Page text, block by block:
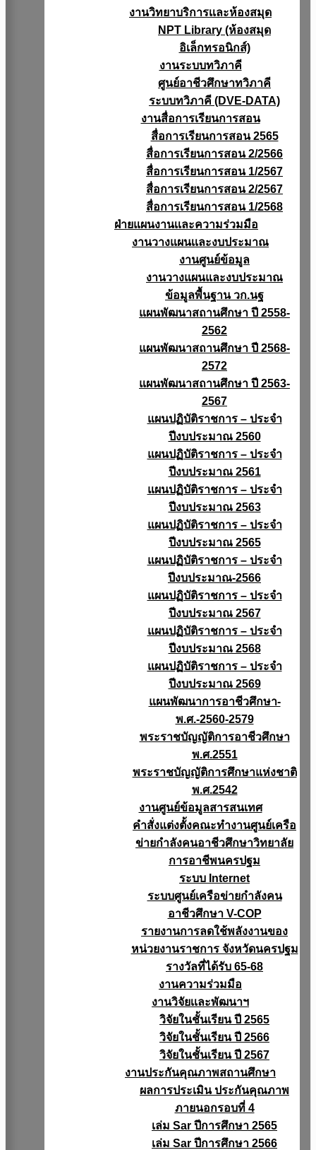
งานวิทยาบริการเเละห้องสมุด
NPT Library (ห้องสมุด
อิเล็กทรอนิกส์)
งานระบบทวิภาคี
ศูนย์อาชีวศึกษาทวิภาคี
ระบบทวิภาคี (DVE-DATA)
งานสื่อการเรียนการสอน
สื่อการเรียนการสอน 2565
สื่อการเรียนการสอน 2/2566
สื่อการเรียนการสอน 1/2567
สื่อการเรียนการสอน 2/2567
สื่อการเรียนการสอน 1/2568
ฝ่ายแผนงานเเละความร่วมมือ
งานวางแผนเเละงบประมาณ
งานศูนย์ข้อมูล
งานวางแผนและงบประมาณ
ข้อมูลพื้นฐาน วก.นฐ
แผนพัฒนาสถานศึกษา ปี 2558-
2562
แผนพัฒนาสถานศึกษา ปี 2568-
2572
แผนพัฒนาสถานศึกษา ปี 2563-
2567
แผนปฏิบัติราชการ – ประจำ
ปีงบประมาณ 2560
แผนปฏิบัติราชการ – ประจำ
ปีงบประมาณ 2561
แผนปฏิบัติราชการ – ประจำ
ปีงบประมาณ 2563
แผนปฏิบัติราชการ – ประจำ
ปีงบประมาณ 2565
แผนปฏิบัติราชการ – ประจำ
ปีงบประมาณ-2566
แผนปฏิบัติราชการ – ประจำ
ปีงบประมาณ 2567
แผนปฏิบัติราชการ – ประจำ
ปีงบประมาณ 2568
แผนปฏิบัติราชการ – ประจำ
ปีงบประมาณ 2569
แผนพัฒนาการอาชีวศึกษา-
พ.ศ.-2560-2579
พระราชบัญญัติการอาชีวศึกษา
พ.ศ.2551
พระราชบัญญัติการศึกษาแห่งชาติ
พ.ศ.2542
งานศูนย์ข้อมูลสารสนเทศ
คำสั่งแต่งตั้งคณะทำงานศูนย์เครือ
ข่ายกำลังคนอาชีวศึกษาวิทยาลัย
การอาชีพนครปฐม
ระบบ Internet
ระบบศูนย์เครือข่ายกำลังคน
อาชีวศึกษา V-COP
รายงานการลดใช้พลังงานของ
หน่วยงานราชการ จังหวัดนครปฐม
รางวัลที่ได้รับ 65-68
งานความร่วมมือ
งานวิจัยเเละพัฒนาฯ
วิจัยในชั้นเรียน ปี 2565
วิจัยในชั้นเรียน ปี 2566
วิจัยในชั้นเรียน ปี 2567
งานประกันคุณภาพสถานศึกษา
ผลการประเมิน ประกันคุณภาพ
ภายนอกรอบที่ 4
เล่ม Sar ปีการศึกษา 2565
เล่ม Sar ปีการศึกษา 2566